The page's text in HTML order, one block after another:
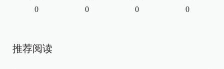
0 0 0 0
推荐阅读